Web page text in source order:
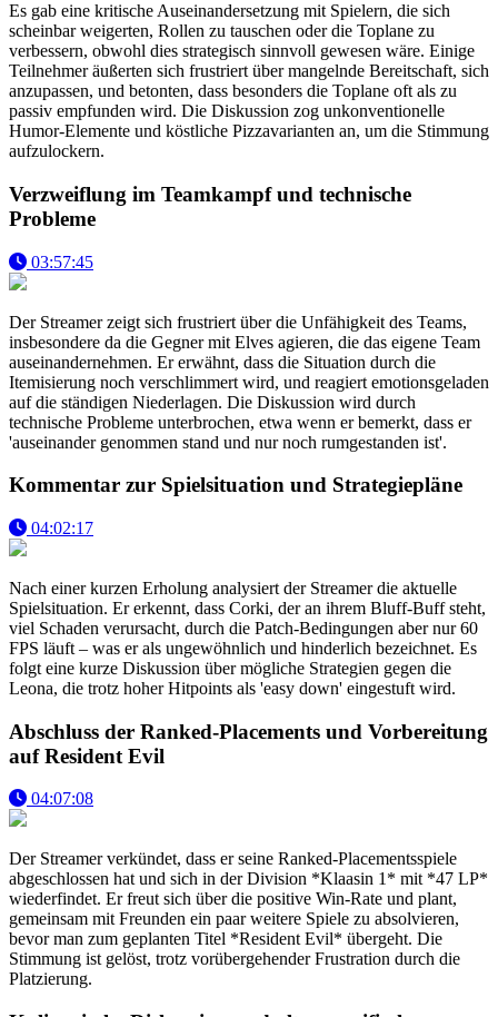
Es gab eine kritische Auseinandersetzung mit Spielern, die sich
scheinbar weigerten, Rollen zu tauschen oder die Toplane zu
verbessern, obwohl dies strategisch sinnvoll gewesen wäre. Einige
Teilnehmer äußerten sich frustriert über mangelnde Bereitschaft, sich
anzupassen, und betonten, dass besonders die Toplane oft als zu
passiv empfunden wird. Die Diskussion zog unkonventionelle
Humor-Elemente und köstliche Pizzavarianten an, um die Stimmung
aufzulockern.
Verzweiflung im Teamkampf und technische
Probleme
03:57:45
Der Streamer zeigt sich frustriert über die Unfähigkeit des Teams,
insbesondere da die Gegner mit Elves agieren, die das eigene Team
auseinandernehmen. Er erwähnt, dass die Situation durch die
Itemisierung noch verschlimmert wird, und reagiert emotionsgeladen
auf die ständigen Niederlagen. Die Diskussion wird durch
technische Probleme unterbrochen, etwa wenn er bemerkt, dass er
'auseinander genommen stand und nur noch rumgestanden ist'.
Kommentar zur Spielsituation und Strategiepläne
04:02:17
Nach einer kurzen Erholung analysiert der Streamer die aktuelle
Spielsituation. Er erkennt, dass Corki, der an ihrem Bluff-Buff steht,
viel Schaden verursacht, durch die Patch-Bedingungen aber nur 60
FPS läuft – was er als ungewöhnlich und hinderlich bezeichnet. Es
folgt eine kurze Diskussion über mögliche Strategien gegen die
Leona, die trotz hoher Hitpoints als 'easy down' eingestuft wird.
Abschluss der Ranked-Placements und Vorbereitung
auf Resident Evil
04:07:08
Der Streamer verkündet, dass er seine Ranked-Placementsspiele
abgeschlossen hat und sich in der Division *Klaasin 1* mit *47 LP*
wiederfindet. Er freut sich über die positive Win-Rate und plant,
gemeinsam mit Freunden ein paar weitere Spiele zu absolvieren,
bevor man zum geplanten Titel *Resident Evil* übergeht. Die
Stimmung ist gelöst, trotz vorübergehender Frustration durch die
Platzierung.